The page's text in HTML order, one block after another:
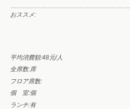
おススメ:
平均消費額:48元/人
全席数:席
フロア席数:
個 室:個
ランチ:有